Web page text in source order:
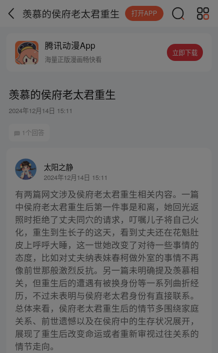
羡慕的侯府老太君重生 打开APP
腾讯动漫App
海量正版漫画畅快看
立即下载
羡慕的侯府老太君重生
2024年12月14日 15:11
1个回答
太阳之静
2024年12月14日 15:11
有两篇网文涉及侯府老太君重生相关内容。一篇
中侯府老太君重生后第一件事是和离，她回光返
照时拒绝了丈夫同穴的请求，叮嘱儿子将自己火
化，重生到生长子的这天，看到丈夫还在花魁肚
皮上呼呼大睡，这一世她改变了对待一些事情的
态度，比如对丈夫纳表妹春柯做外室的事情不再
像前世那般激烈反抗。另一篇未明确提及羡慕相
关，但重生后的遭遇有被换身份等一系列曲折经
历，不过未表明与侯府老太君身份有直接联系。
总体来看，侯府老太君重生后的情节多围绕家庭
关系、前世遗憾以及在侯府中的生存状况展开，
展现了重生后改变命运或者重新审视过往关系的
情节走向。